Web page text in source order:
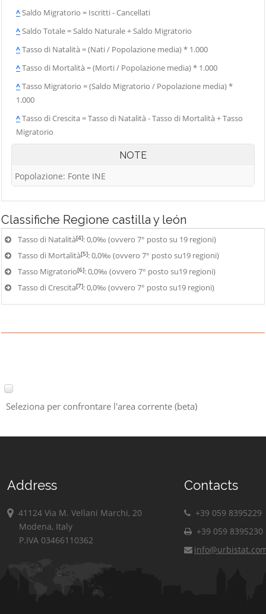
^Saldo Migratorio = Iscritti - Cancellati
^Saldo Totale = Saldo Naturale + Saldo Migratorio
^Tasso di Natalità = (Nati / Popolazione media) * 1.000
^Tasso di Mortalità = (Morti / Popolazione media) * 1.000
^Tasso Migratorio = (Saldo Migratorio / Popolazione media) *
1.000
^Tasso di Crescita = Tasso di Natalità - Tasso di Mortalità + Tasso
Migratorio
NOTE
Popolazione: Fonte INE
Classifiche Regione castilla y león
Tasso di Natalità[4]: 0,0‰ (ovvero 7° posto su 19 regioni)
Tasso di Mortalità[5]: 0,0‰ (ovvero 7° posto su19 regioni)
Tasso Migratorio[6]: 0,0‰ (ovvero 7° posto su19 regioni)
Tasso di Crescita[7]: 0,0‰ (ovvero 7° posto su19 regioni)
Seleziona per confrontare l'area corrente (beta)
Address
41124 Via M. Vellani Marchi, 20
Modena, Italy
P.IVA 03466110362
Contacts
+39 059 8395229
+39 059 8395230